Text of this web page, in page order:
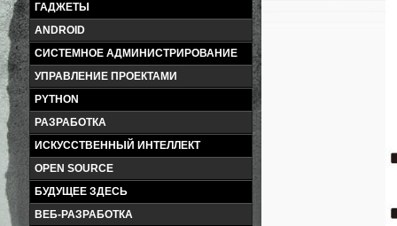
ГАДЖЕТЫ
ANDROID
СИСТЕМНОЕ АДМИНИСТРИРОВАНИЕ
УПРАВЛЕНИЕ ПРОЕКТАМИ
PYTHON
РАЗРАБОТКА
ИСКУССТВЕННЫЙ ИНТЕЛЛЕКТ
OPEN SOURCE
БУДУЩЕЕ ЗДЕСЬ
ВЕБ-РАЗРАБОТКА